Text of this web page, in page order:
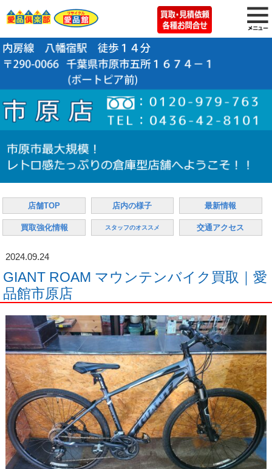
店舗TOP 店内の様子 最新情報
買取強化情報 スタッフのオススメ 交通アクセス
2024.09.24
GIANT ROAM マウンテンバイク買取｜愛
品館市原店